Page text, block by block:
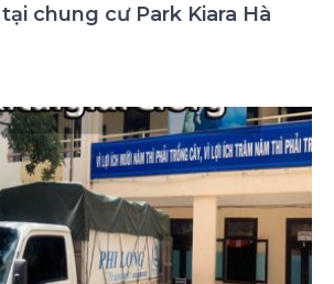
chung cư Park Kiara Hà